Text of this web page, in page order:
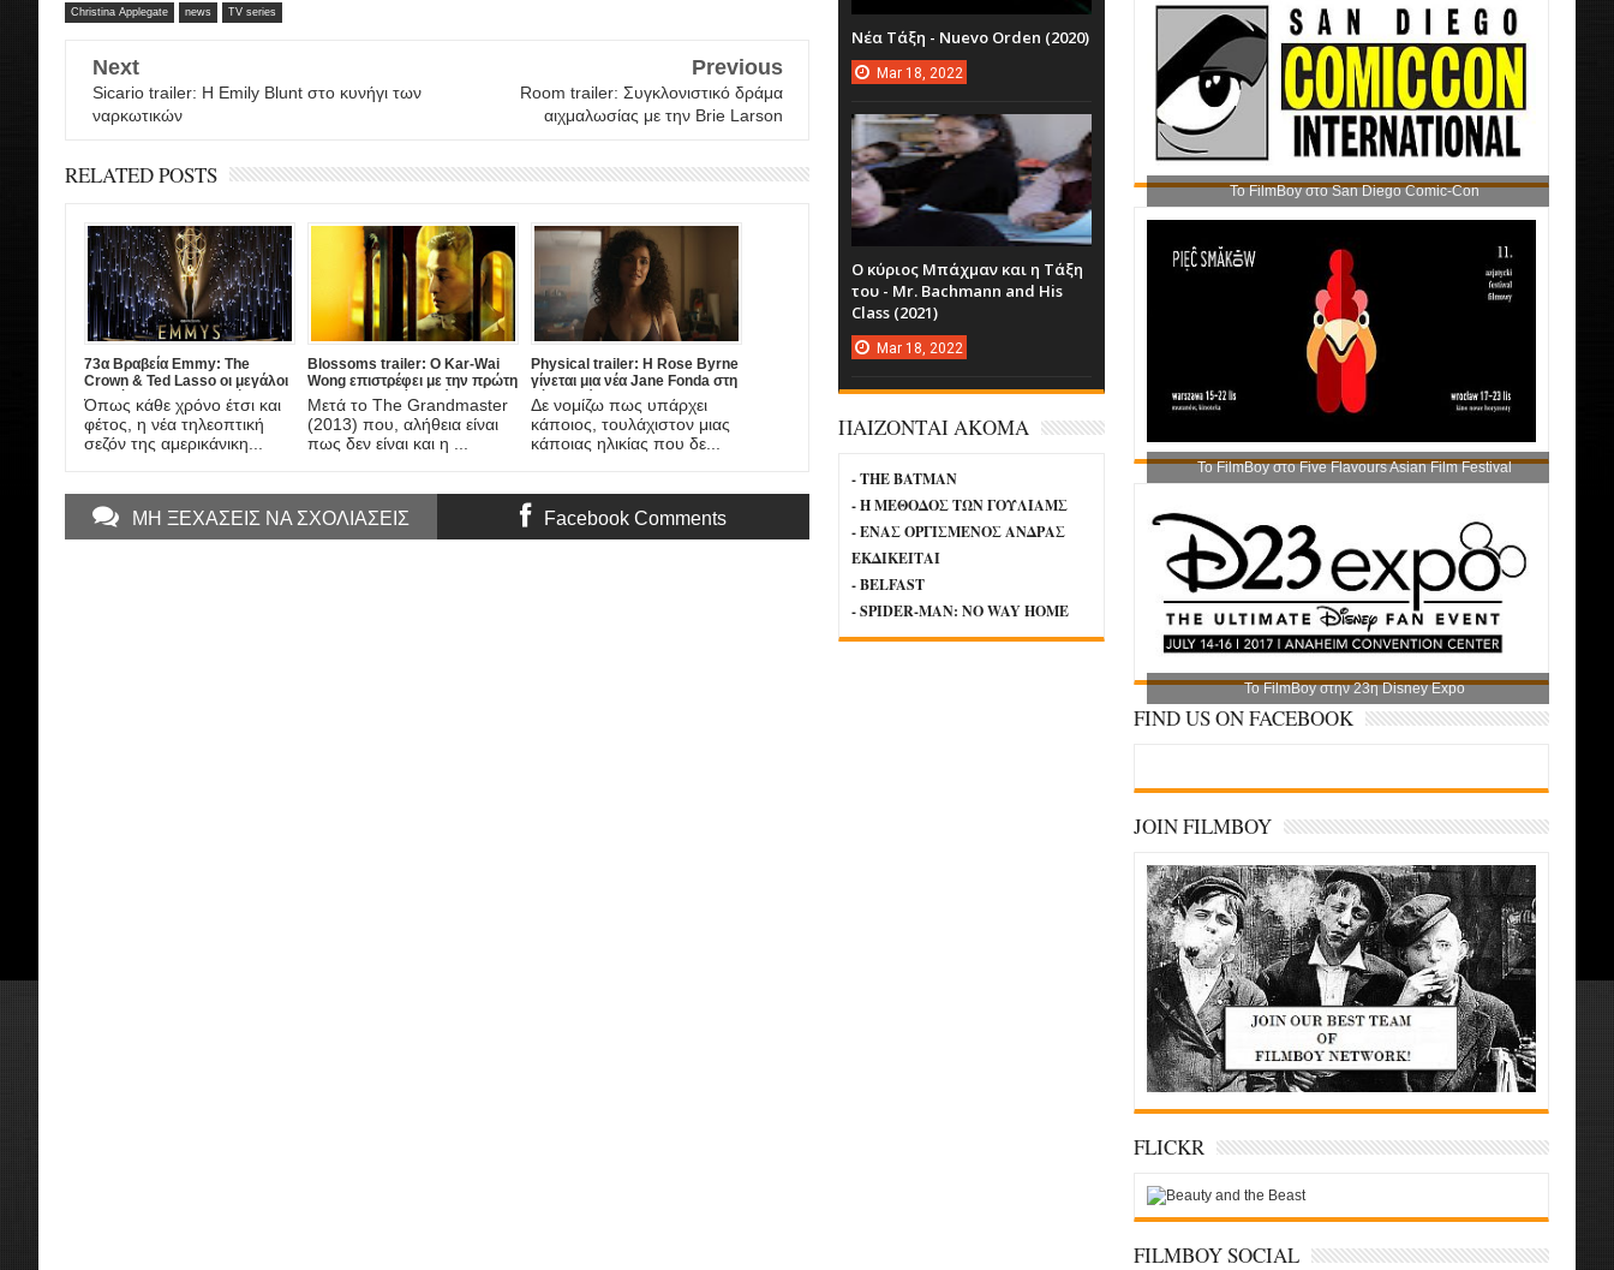
Christina Applegate news TV series
Next
Sicario trailer: Η Emily Blunt στο κυνήγι των
ναρκωτικών
Previous
Room trailer: Συγκλονιστικό δράμα
αιχμαλωσίας με την Brie Larson
RELATED POSTS
73α Βραβεία Emmy: The
Crown & Ted Lasso οι μεγάλοι
νικητές των τηλεοπτικών
βραβείων της χρονιάς!
Όπως κάθε χρόνο έτσι και
φέτος, η νέα τηλεοπτική
σεζόν της αμερικάνικη...
Blossoms trailer: Ο Kar-Wai
Wong επιστρέφει με την πρώτη
του τηλεοπτική σειρά!
Μετά το The Grandmaster
(2013) που, αλήθεια είναι
πως δεν είναι και η ...
Physical trailer: Η Rose Byrne
γίνεται μια νέα Jane Fonda στη
νέα σειρά του Apple TV+
Δε νομίζω πως υπάρχει
κάποιος, τουλάχιστον μιας
κάποιας ηλικίας που δε...
ΜΗ ΞΕΧΑΣΕΙΣ ΝΑ ΣΧΟΛΙΑΣΕΙΣ Facebook Comments
Το FilmBoy στο San Diego Comic-Con
Το FilmBoy στο Five Flavours Asian Film Festival
Το FilmBoy στην 23η Disney Expo
FIND US ON FACEBOOK
JOIN FILMBOY
FLICKR
FILMBOY SOCIAL
Νέα Τάξη - Nuevo Orden (2020)
Mar 18, 2022
Ο κύριος Μπάχμαν και η Τάξη
του - Mr. Bachmann and His
Class (2021)
Mar 18, 2022
ΠΑΙΖΟΝΤΑΙ ΑΚΟΜΑ
- THE BATMAN
- Η ΜΕΘΟΔΟΣ ΤΩΝ ΓΟΥΛΙΑΜΣ
- ΕΝΑΣ ΟΡΓΙΣΜΕΝΟΣ ΑΝΔΡΑΣ
ΕΚΔΙΚΕΙΤΑΙ
- BELFAST
- SPIDER-MAN: NO WAY HOME